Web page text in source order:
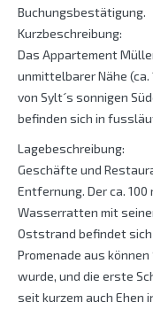
Buchungsbestätigung.
Kurzbeschreibung:
Das Appartement
unmittelbarer Nähe (ca.
von Sylt´s sonnigen
befinden sich in
Lagebeschreibung:
Geschäfte und
Entfernung. Der ca.
Wasserratten mit
Oststrand befindet sich
Promenade aus
wurde, und die erste
seit kurzem auch Ehen